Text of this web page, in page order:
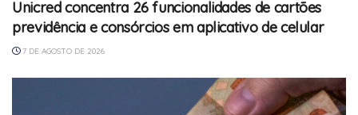
Unicred concentra 26 funcionalidades de cartões
previdência e consórcios em aplicativo de celular
7 DE AGOSTO DE 2026